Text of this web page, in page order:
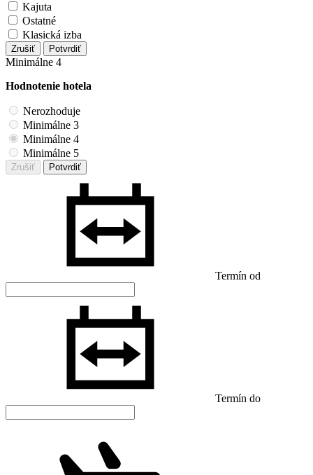
Kajuta
Ostatné
Klasická izba
Zrušiť Potvrdiť
Minimálne 4
Hodnotenie hotela
Nerozhoduje
Minimálne 3
Minimálne 4
Minimálne 5
Zrušiť Potvrdiť
Termín od
Termín do